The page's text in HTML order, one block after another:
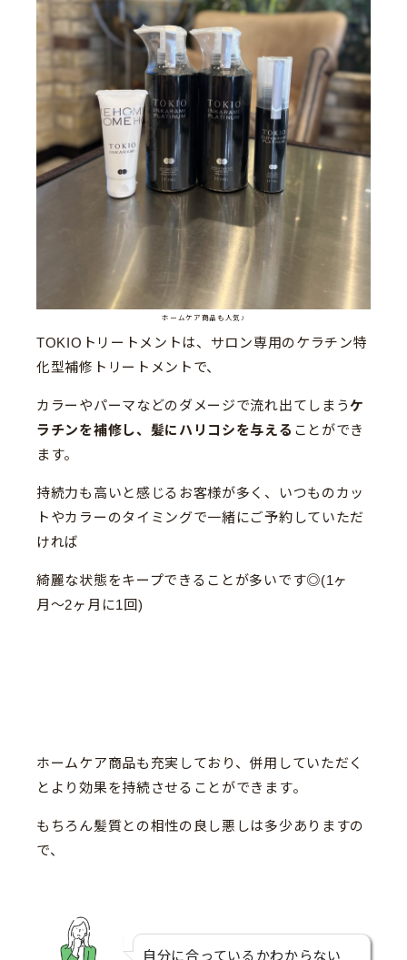
ホームケア商品も人気♪
TOKIOトリートメントは、サロン専用のケラチン特
化型補修トリートメントで、
カラーやパーマなどのダメージで流れ出てしまうケ
ラチンを補修し、髪にハリコシを与える ことができ
ます。
持続力も高いと感じるお客様が多く、いつものカッ
トやカラーのタイミングで一緒にご予約していただ
ければ
綺麗な状態をキープできることが多いです◎(1ヶ
月〜2ヶ月に1回)
ホームケア商品も充実しており、併用していただく
とより効果を持続させることができます。
もちろん髪質との相性の良し悪しは多少ありますの
で、
自分に合っているかわからない